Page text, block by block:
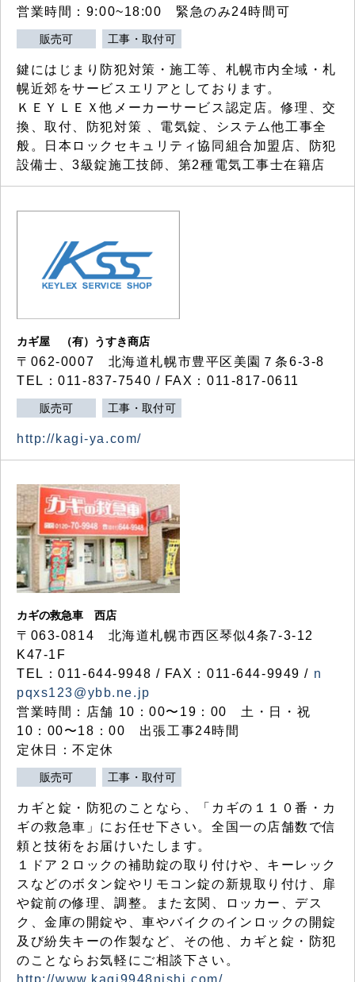
営業時間：9:00~18:00 緊急のみ24時間可
販売可 工事・取付可
鍵にはじまり防犯対策・施工等、札幌市内全域・札
幌近郊をサービスエリアとしております。
ＫＥＹＬＥＸ他メーカーサービス認定店。修理、交
換、取付、防犯対策 、電気錠、システム他工事全
般。日本ロックセキュリティ協同組合加盟店、防犯
設備士、3級錠施工技師、第2種電気工事士在籍店
カギ屋 （有）うすき商店
〒062-0007 北海道札幌市豊平区美園７条6-3-8
TEL：011-837-7540 / FAX：011-817-0611
販売可 工事・取付可
http://kagi-ya.com/
カギの救急車 西店
〒063-0814 北海道札幌市西区琴似4条7-3-12
K47-1F
TEL：011-644-9948 / FAX：011-644-9949 / n
pqxs123@ybb.ne.jp
営業時間：店舗 10：00〜19：00 土・日・祝
10：00〜18：00 出張工事24時間
定休日：不定休
販売可 工事・取付可
カギと錠・防犯のことなら、「カギの１１０番・カ
ギの救急車」にお任せ下さい。全国一の店舗数で信
頼と技術をお届けいたします。
１ドア２ロックの補助錠の取り付けや、キーレック
スなどのボタン錠やリモコン錠の新規取り付け、扉
や錠前の修理、調整。また玄関、ロッカー、デス
ク、金庫の開錠や、車やバイクのインロックの開錠
及び紛失キーの作製など、その他、カギと錠・防犯
のことならお気軽にご相談下さい。
http://www.kagi9948nishi.com/